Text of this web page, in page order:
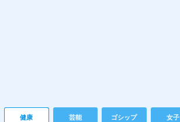
健康 芸能 ゴシップ 女子